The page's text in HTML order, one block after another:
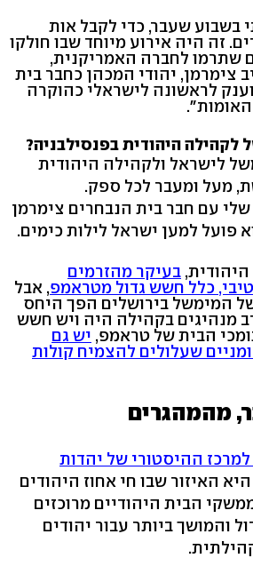
בשבוע שעבר, כדי לקבל אות
זה היה אירוע מיוחד שבו חולקו
שתרמו לחברה האמריקנית,
צימרמן, יהודי המכהן כחבר בית
לראשונה לישראלי כהוקרה
היהודית בפנסילבניה?
לישראל ולקהילה היהודית
מעל ומעבר לכל ספק.
עם חבר בית הנבחרים צימרמן
פועל למען ישראל לילות כימים.
בעיקר מהזרמים
כלל חשש גדול מטראמפ, אבל
המימשל בירושלים הפך היחס
מנהיגים בקהילה היה ויש חשש
הבית של טראמפ, יש גם
שעלולים להצמיח קולות
מהמהגרים
ההיסטורי של יהדות
היא האיזור שבו חי אחוז היהודים
ביותר (26% ממשקי הבית היהודיים מרוכזים
והמושך ביותר עבור יהודים